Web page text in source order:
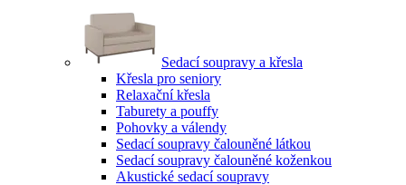
Sedací soupravy a křesla
Křesla pro seniory
Relaxační křesla
Taburety a pouffy
Pohovky a válendy
Sedací soupravy čalouněné látkou
Sedací soupravy čalouněné koženkou
Akustické sedací soupravy